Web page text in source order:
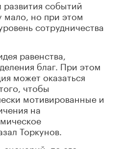
событий
мало, но при этом
сотрудничества
равенства,
благ. При этом
может оказаться
чтобы
мотивированные и
на
Торкунов.